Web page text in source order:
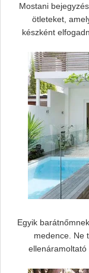
Mostani
ötleteket,
készként
Egyik
medence. Ne